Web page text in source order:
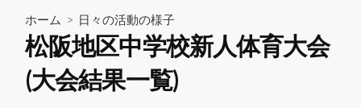
ホーム > 日々の活動の様子
松阪地区中学校新人体育大会
(大会結果一覧)